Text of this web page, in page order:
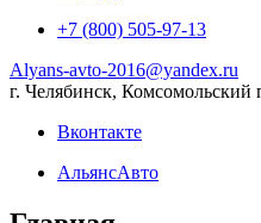
+7 (800) 505-97-13
Alyans-avto-2016@yandex.ru
г. Челябинск, Комсомольский
Вконтакте
АльянсАвто